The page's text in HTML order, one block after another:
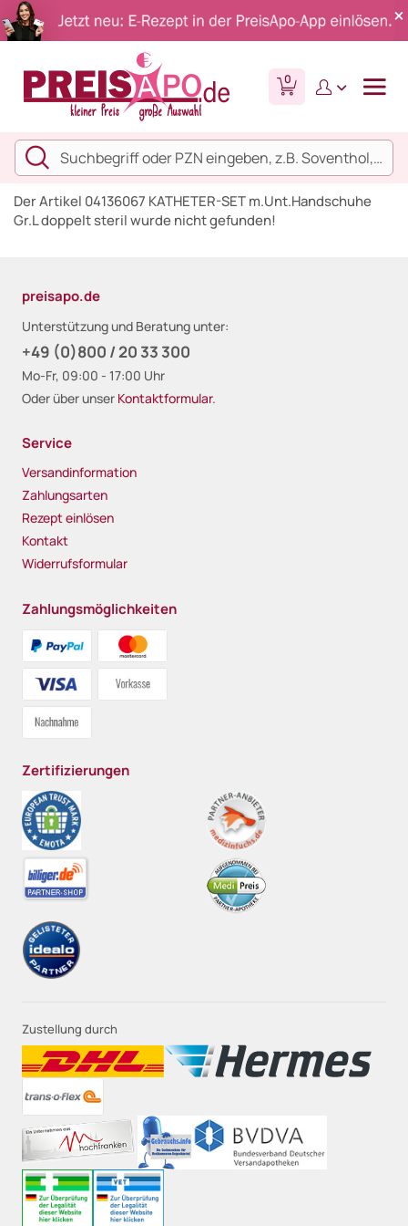
0
Der Artikel 04136067 KATHETER-SET m.Unt.Handschuhe
Gr.L doppelt steril wurde nicht gefunden!
preisapo.de
Unterstützung und Beratung unter:
+49 (0)800 / 20 33 300
Mo-Fr, 09:00 - 17:00 Uhr
Oder über unser Kontaktformular.
Service
Versandinformation
Zahlungsarten
Rezept einlösen
Kontakt
Widerrufsformular
Zahlungsmöglichkeiten
Zertifizierungen
Zustellung durch